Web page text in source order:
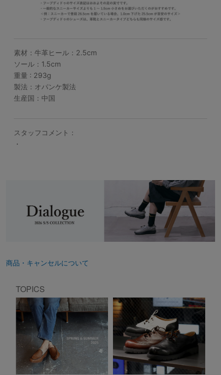
素材：牛革ヒール：2.5cm
ソール：1.5cm
重量 : 293g
製法：オパンケ製法
生産国：中国
スタッフコメント：
・
商品・キャンセルについて
TOPICS